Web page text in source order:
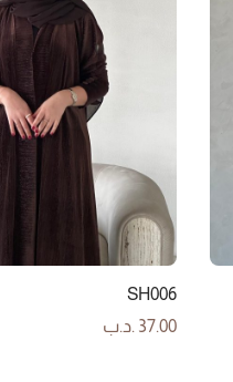
SH006
37.00 .د.ب